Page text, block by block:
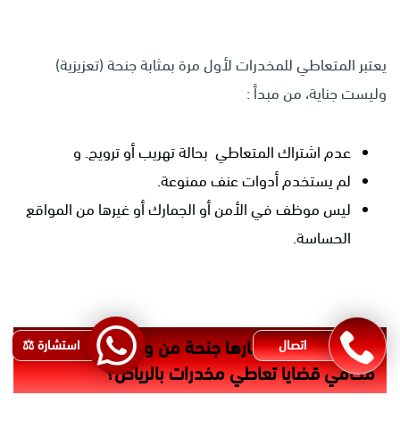
يعتبر المتعاطي للمخدرات لأول مرة بمثابة جنحة (تعزيزية)
وليست جناية، من مبدأ :
عدم اشتراك المتعاطي بحالة تهريب أو ترويج. و
لم يستخدم أدوات عنف ممنوعة.
ليس موظف في الأمن أو الجمارك أو غيرها من المواقع
الحساسة.
ما الذي يدعم اعتبارها جنحة من وجهة نظر
محامي قضايا تعاطي مخدرات بالرياض؟
اتصال استشارة ⚖️